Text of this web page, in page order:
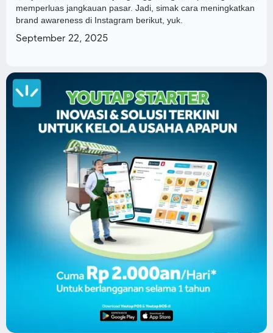
memperluas jangkauan pasar. Jadi, simak cara meningkatkan
brand awareness di Instagram berikut, yuk.
September 22, 2025